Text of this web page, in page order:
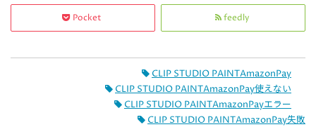
Pocket feedly
CLIP STUDIO PAINTAmazonPay
CLIP STUDIO PAINTAmazonPay使えない
CLIP STUDIO PAINTAmazonPayエラー
CLIP STUDIO PAINTAmazonPay失敗